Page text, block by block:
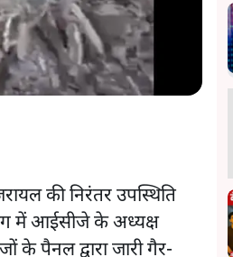
की निरंतर उपस्थिति
में आईसीजे के अध्यक्ष
के पैनल द्वारा जारी गैर-